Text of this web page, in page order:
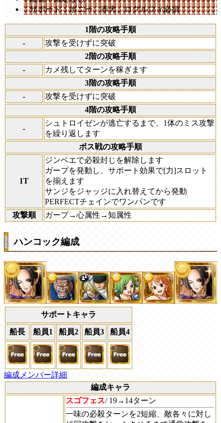
サポート：ボニー、赤犬、ログルフィ必須
1階の攻略手順
-
攻撃を受けずに突破
2階の攻略手順
-
カメ残してターンを稼ぎます
3階の攻略手順
-
攻撃を受けずに突破
4階の攻略手順
-
シュトロイゼンが逃亡するまで、1体のミス攻撃
を繰り返します
ボス戦の攻略手順
1T
ジンベエで必殺封じを解除します
ガープを発動し、サポート効果で[力]スロット
を揃えます
サンジをジャッジに入れ替えてから発動
PERFECTチェインでワンパンです
攻撃順
ガープ→心属性→知属性
ハンコック編成
サポートキャラ
船長 船員1 船員2 船員3 船員4
編成メンバー詳細
編成キャラ
スゴフェス/ 19→14ターン
一味の必殺ターンを2短縮、敵各々に対し